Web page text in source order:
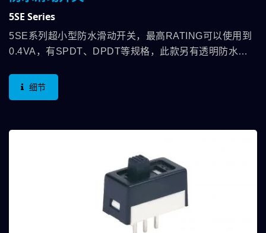
5SE Series
5SE系列超小型防水滑动开关，最高RATING可以使用到
0.4VA，有SPDT、DPDT等规格，此款另有透明防水套
左右拨动弯脚及SMT脚，应用面相当广泛，举凡各类的仪
器设备及消费性电子…等
细节